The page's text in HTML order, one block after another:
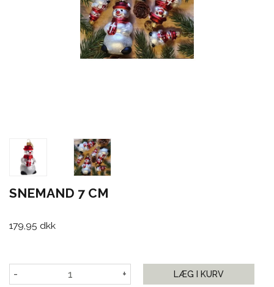
SNEMAND 7 CM
179,95 dkk
- + LÆG I KURV